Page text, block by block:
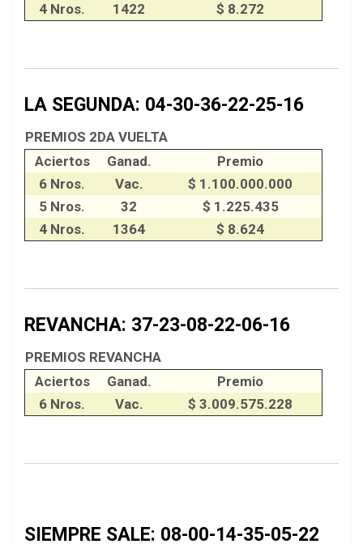
4 Nros.
1422 $ 8.272
LA SEGUNDA: 04-30-36-22-25-16
PREMIOS 2DA VUELTA
Aciertos
Ganad.
Premio
6 Nros.
Vac.
$ 1.100.000.000
5 Nros.
32
$ 1.225.435
4 Nros.
1364 $ 8.624
REVANCHA: 37-23-08-22-06-16
PREMIOS REVANCHA
Aciertos
Ganad.
Premio
6 Nros.
Vac. $ 3.009.575.228
SIEMPRE SALE: 08-00-14-35-05-22